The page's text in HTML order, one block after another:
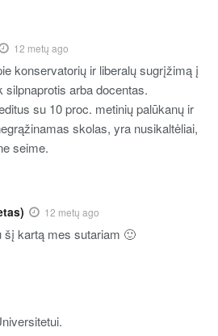
12 metų ago
konservatorių ir liberalų sugrįžimą į
silpnaprotis arba docentas.
su 10 proc. metinių palūkanų ir
skolas, yra nusikaltėliai,
seime.
12 metų ago
šį kartą mes sutariam 🙂